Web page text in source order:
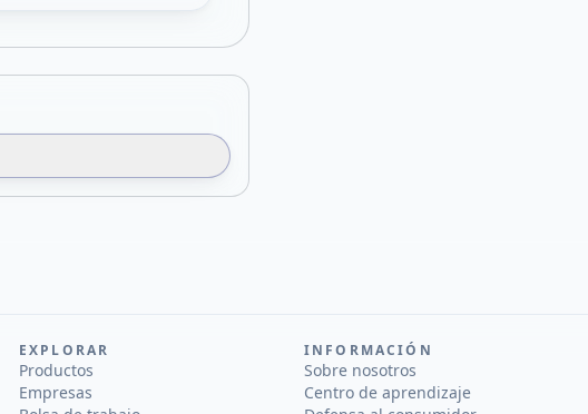
EXPLORAR
Productos
Empresas
INFORMACIÓN
Sobre nosotros
Centro de aprendizaje